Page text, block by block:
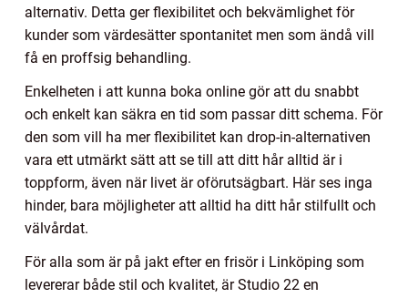
alternativ. Detta ger flexibilitet och bekvämlighet för
kunder som värdesätter spontanitet men som ändå vill
få en proffsig behandling.
Enkelheten i att kunna boka online gör att du snabbt
och enkelt kan säkra en tid som passar ditt schema. För
den som vill ha mer flexibilitet kan drop-in-alternativen
vara ett utmärkt sätt att se till att ditt hår alltid är i
toppform, även när livet är oförutsägbart. Här ses inga
hinder, bara möjligheter att alltid ha ditt hår stilfullt och
välvårdat.
För alla som är på jakt efter en frisör i Linköping som
levererar både stil och kvalitet, är Studio 22 en